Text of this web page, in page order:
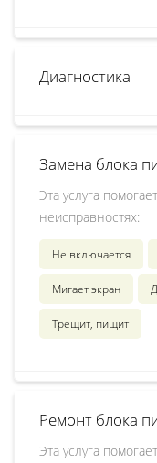
Диагностика
Замена блока
Эта услуга
неисправностях:
Не включается
Мигает экран
Трещит, пищит
Ремонт блока
Эта услуга